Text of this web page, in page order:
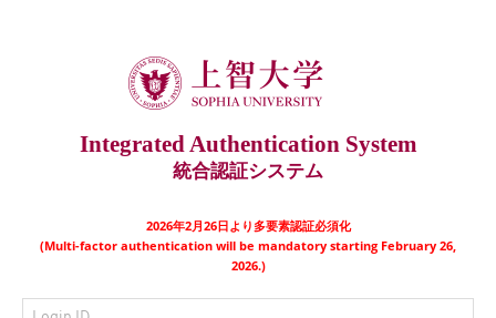
Integrated Authentication System
統合認証システム
2026年2月26日より多要素認証必須化
(Multi-factor authentication will be mandatory starting February 26,
2026.)